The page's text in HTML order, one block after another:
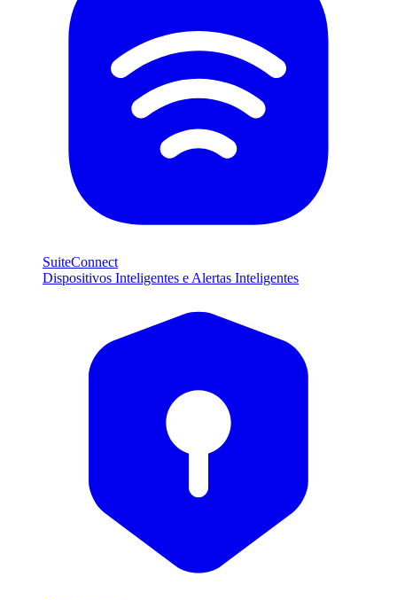
SuiteConnect
Dispositivos Inteligentes e Alertas Inteligentes